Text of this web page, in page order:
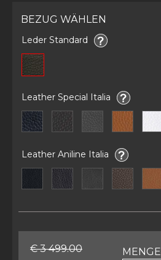
BEZUG WÄHLEN
Leder Standard
Leather Special Italia
Leather Aniline Italia
€ 3 499.00 MENGE